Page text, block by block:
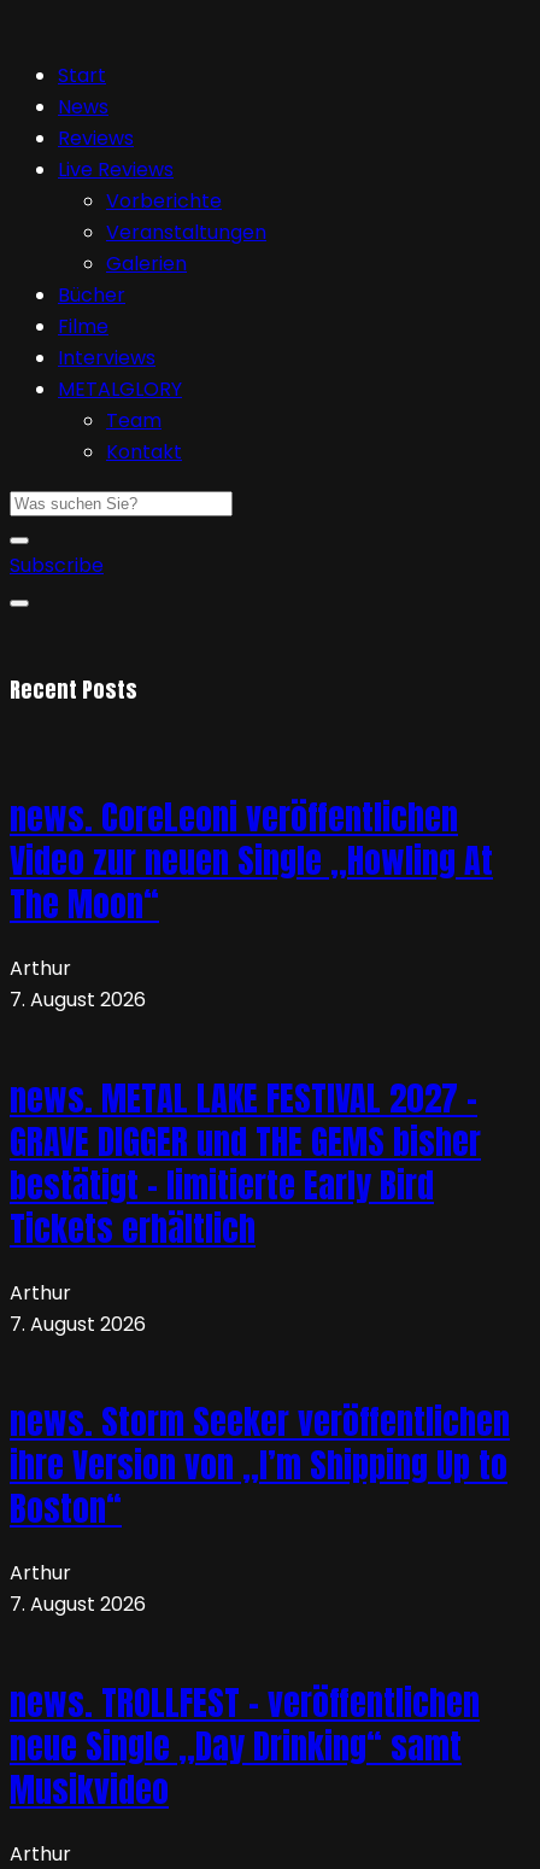
Start
News
Reviews
Live Reviews
Vorberichte
Veranstaltungen
Galerien
Bücher
Filme
Interviews
METALGLORY
Team
Kontakt
Subscribe
Recent Posts
news. CoreLeoni veröffentlichen
Video zur neuen Single „Howling At
The Moon“
Arthur
7. August 2026
news. METAL LAKE FESTIVAL 2027 –
GRAVE DIGGER und THE GEMS bisher
bestätigt – limitierte Early Bird
Tickets erhältlich
Arthur
7. August 2026
news. Storm Seeker veröffentlichen
ihre Version von „I’m Shipping Up to
Boston“
Arthur
7. August 2026
news. TROLLFEST – veröffentlichen
neue Single „Day Drinking“ samt
Musikvideo
Arthur